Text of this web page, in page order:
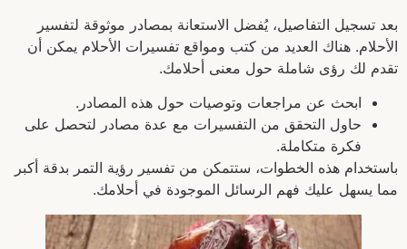
بعد تسجيل التفاصيل، يُفضل الاستعانة بمصادر موثوقة لتفسير
الأحلام. هناك العديد من كتب ومواقع تفسيرات الأحلام يمكن أن
تقدم لك رؤى شاملة حول معنى أحلامك.
ابحث عن مراجعات وتوصيات حول هذه المصادر.
حاول التحقق من التفسيرات مع عدة مصادر لتحصل على
فكرة متكاملة.
باستخدام هذه الخطوات، ستتمكن من تفسير رؤية التمر بدقة أكبر
مما يسهل عليك فهم الرسائل الموجودة في أحلامك.